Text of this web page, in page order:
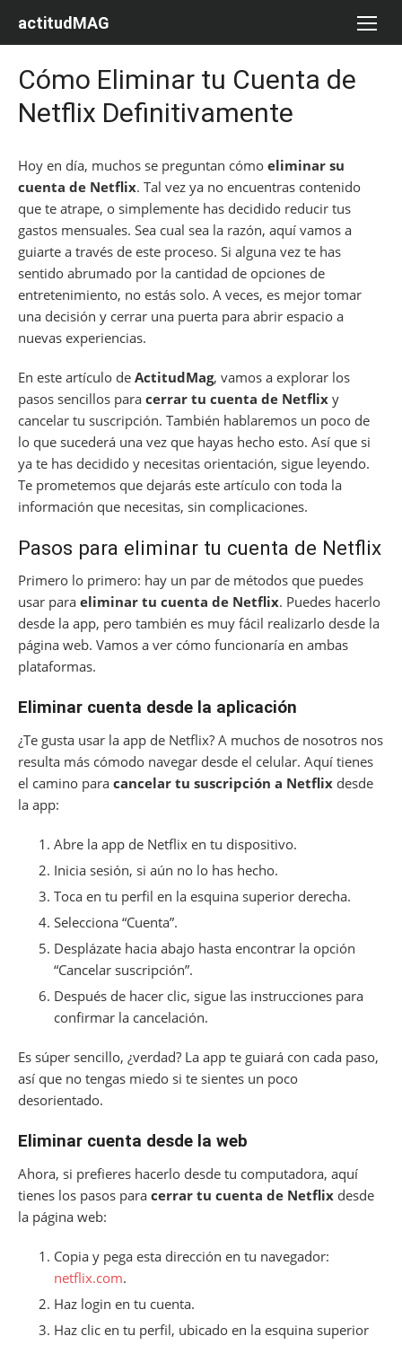
actitudMAG
Cómo Eliminar tu Cuenta de
Netflix Definitivamente
Hoy en día, muchos se preguntan cómo eliminar su
cuenta de Netflix. Tal vez ya no encuentras contenido
que te atrape, o simplemente has decidido reducir tus
gastos mensuales. Sea cual sea la razón, aquí vamos a
guiarte a través de este proceso. Si alguna vez te has
sentido abrumado por la cantidad de opciones de
entretenimiento, no estás solo. A veces, es mejor tomar
una decisión y cerrar una puerta para abrir espacio a
nuevas experiencias.
En este artículo de ActitudMag, vamos a explorar los
pasos sencillos para cerrar tu cuenta de Netflix y
cancelar tu suscripción. También hablaremos un poco de
lo que sucederá una vez que hayas hecho esto. Así que si
ya te has decidido y necesitas orientación, sigue leyendo.
Te prometemos que dejarás este artículo con toda la
información que necesitas, sin complicaciones.
Pasos para eliminar tu cuenta de Netflix
Primero lo primero: hay un par de métodos que puedes
usar para eliminar tu cuenta de Netflix. Puedes hacerlo
desde la app, pero también es muy fácil realizarlo desde la
página web. Vamos a ver cómo funcionaría en ambas
plataformas.
Eliminar cuenta desde la aplicación
¿Te gusta usar la app de Netflix? A muchos de nosotros nos
resulta más cómodo navegar desde el celular. Aquí tienes
el camino para cancelar tu suscripción a Netflix desde
la app:
Abre la app de Netflix en tu dispositivo.
Inicia sesión, si aún no lo has hecho.
Toca en tu perfil en la esquina superior derecha.
Selecciona “Cuenta”.
Desplázate hacia abajo hasta encontrar la opción
“Cancelar suscripción”.
Después de hacer clic, sigue las instrucciones para
confirmar la cancelación.
Es súper sencillo, ¿verdad? La app te guiará con cada paso,
así que no tengas miedo si te sientes un poco
desorientado.
Eliminar cuenta desde la web
Ahora, si prefieres hacerlo desde tu computadora, aquí
tienes los pasos para cerrar tu cuenta de Netflix desde
la página web:
Copia y pega esta dirección en tu navegador:
netflix.com.
Haz login en tu cuenta.
Haz clic en tu perfil, ubicado en la esquina superior